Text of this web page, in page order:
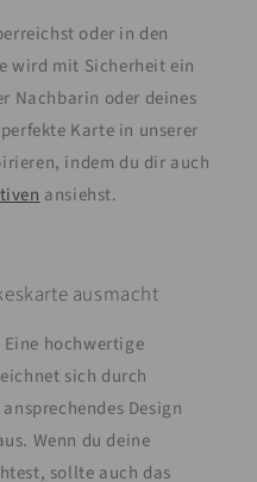
oder in den
wird mit Sicherheit ein
Nachbarin oder deines
Karte in unserer
indem du dir auch
ansiehst.
ausmacht
hochwertige
sich durch
Design
Wenn du deine
sollte auch das